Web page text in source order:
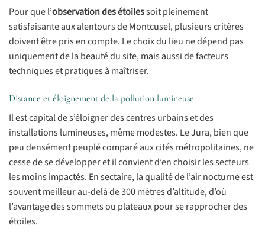
Pour que l’observation des étoilessoit pleinement
satisfaisante aux alentours de Montcusel, plusieurs critères
doivent être pris en compte. Le choix du lieu ne dépend pas
uniquement de la beauté du site, mais aussi de facteurs
techniques et pratiques à maîtriser.
Distance et éloignement de la pollution lumineuse
Il est capital de s’éloigner des centres urbains et des
installations lumineuses, même modestes. Le Jura, bien que
peu densément peuplé comparé aux cités métropolitaines, ne
cesse de se développer et il convient d’en choisir les secteurs
les moins impactés. En sectaire, la qualité de l’air nocturne est
souvent meilleur au-delà de 300 mètres d’altitude, d’où
l’avantage des sommets ou plateaux pour se rapprocher des
étoiles.